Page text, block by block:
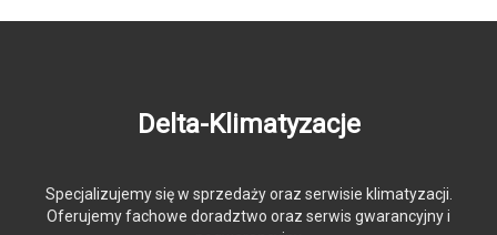
Delta-Klimatyzacje
Specjalizujemy się w sprzedaży oraz serwisie klimatyzacji.
Oferujemy fachowe doradztwo oraz serwis gwarancyjny i